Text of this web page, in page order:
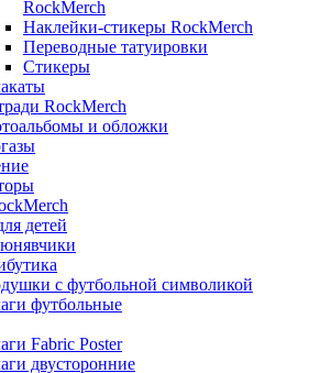
RockMerch
Наклейки-стикеры RockMerch
Переводные татуировки
Стикеры
RockMerch
и обложки
детей
с футбольной символикой
футбольные
Fabric Poster
двусторонние